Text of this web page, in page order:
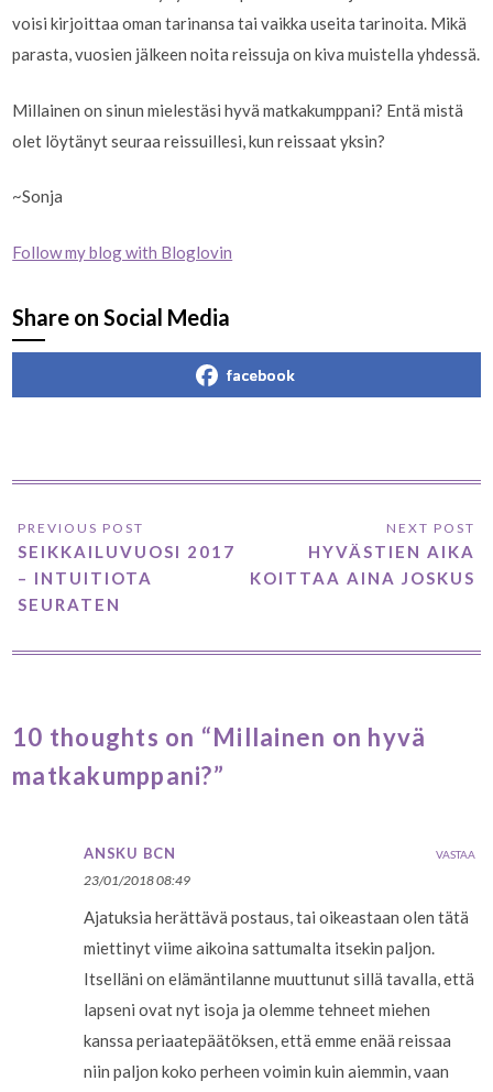
voisi kirjoittaa oman tarinansa tai vaikka useita tarinoita. Mikä
parasta, vuosien jälkeen noita reissuja on kiva muistella yhdessä.
Millainen on sinun mielestäsi hyvä matkakumppani? Entä mistä
olet löytänyt seuraa reissuillesi, kun reissaat yksin?
~Sonja
Follow my blog with Bloglovin
Share on Social Media
facebook
SEIKKAILUVUOSI 2017
– INTUITIOTA
SEURATEN
HYVÄSTIEN AIKA
KOITTAA AINA JOSKUS
10 thoughts on “Millainen on hyvä
matkakumppani?”
ANSKU BCN
23/01/2018 08:49
Ajatuksia herättävä postaus, tai oikeastaan olen tätä
miettinyt viime aikoina sattumalta itsekin paljon.
Itselläni on elämäntilanne muuttunut sillä tavalla, että
lapseni ovat nyt isoja ja olemme tehneet miehen
kanssa periaatepäätöksen, että emme enää reissaa
niin paljon koko perheen voimin kuin aiemmin, vaan
VASTAA